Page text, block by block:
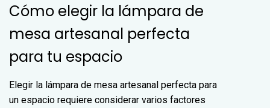
Cómo elegir la lámpara de
mesa artesanal perfecta
para tu espacio
Elegir la lámpara de mesa artesanal perfecta para
un espacio requiere considerar varios factores